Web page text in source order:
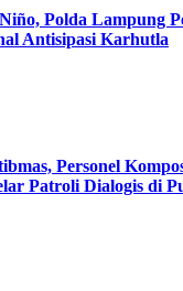
Polda Lampung
Antisipasi Karhutla
Personel
Patroli Dialogis di